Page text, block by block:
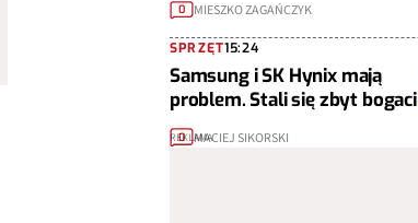
0 MIESZKO ZAGAŃCZYK
SPRZĘT15:24
Samsung i SK Hynix mają
problem. Stali się zbyt bogaci
0 MACIEJ SIKORSKI